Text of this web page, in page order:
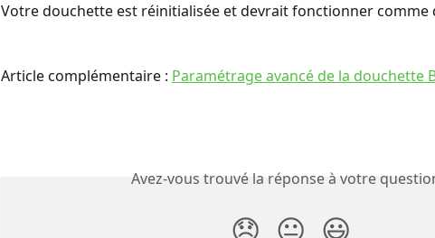
Votre douchette est réinitialisée et devrait fonctionner comme
Article complémentaire : Paramétrage avancé de la douchette
Avez-vous trouvé la réponse à votre
😞 😐 😃